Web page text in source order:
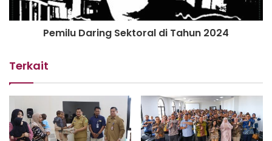
Pemilu Daring Sektoral di Tahun 2024
Terkait